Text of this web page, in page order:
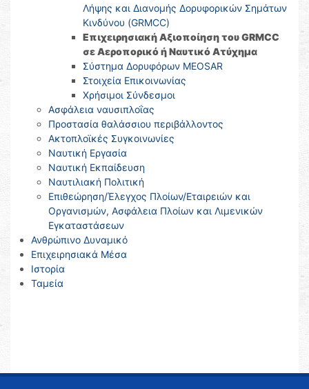
Λήψης και Διανομής Δορυφορικών Σημάτων
Κινδύνου (GRMCC)
Επιχειρησιακή Αξιοποίηση του GRMCC
σε Αεροπορικό ή Ναυτικό Ατύχημα
Σύστημα Δορυφόρων MEOSAR
Στοιχεία Επικοινωνίας
Χρήσιμοι Σύνδεσμοι
Ασφάλεια ναυσιπλοΐας
Προστασία θαλάσσιου περιβάλλοντος
Ακτοπλοϊκές Συγκοινωνίες
Ναυτική Εργασία
Ναυτική Εκπαίδευση
Ναυτιλιακή Πολιτική
Επιθεώρηση/Έλεγχος Πλοίων/Εταιρειών και
Οργανισμών, Ασφάλεια Πλοίων και Λιμενικών
Εγκαταστάσεων
Ανθρώπινο Δυναμικό
Επιχειρησιακά Μέσα
Ιστορία
Ταμεία